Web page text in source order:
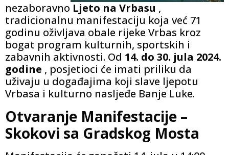
nezaboravno Ljeto na Vrbasu ,
tradicionalnu manifestaciju koja već 71
godinu oživljava obale rijeke Vrbas kroz
bogat program kulturnih, sportskih i
zabavnih aktivnosti. Od 14. do 30. jula 2024.
godine , posjetioci će imati priliku da
uživaju u događajima koji slave ljepotu
Vrbasa i kulturno nasljeđe Banje Luke.
Otvaranje Manifestacije –
Skokovi sa Gradskog Mosta